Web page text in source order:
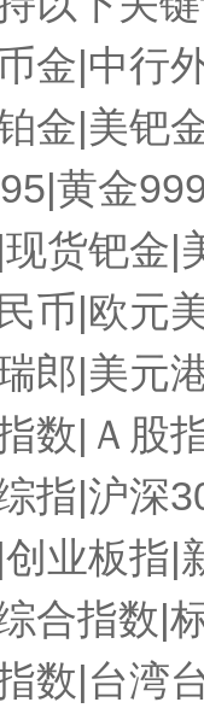
金|中行
金|美钯
黄金
货钯金|
币|欧元
郎|美元
数|Ａ股
指|沪深
业板指|
合指数|
数|台湾